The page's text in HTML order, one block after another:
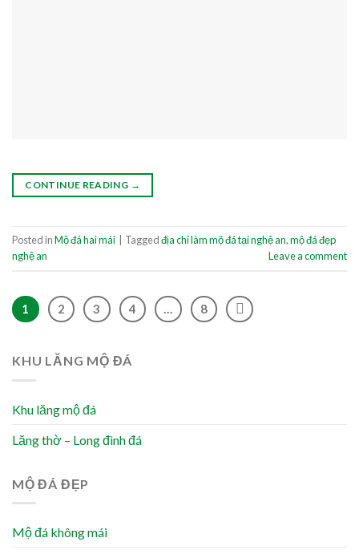
CONTINUE READING →
Posted inMộ đá hai mái Taggedđịa chỉ làm mộ đá tại nghệ an,mộ đá đẹp
nghệ an
Leave a comment
1 2 3 4 … 8
KHU LĂNG MỘ ĐÁ
Khu lăng mộ đá
Lăng thờ – Long đình đá
MỘ ĐÁ ĐẸP
Mộ đá không mái